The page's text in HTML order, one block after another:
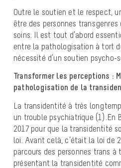
Outre le soutien et le respect,
être des personnes transgenres
soins. Il est tout d’abord
entre la pathologisation à tort
nécessité d’un soutien psycho-
Transformer les perceptions :
pathologisation de la
La transidentité à très
un trouble psychiatrique (1).En
2017 pour que la transidentité
loi. Avant celà, c’était la loi de
parcours des personnes trans à
présentant la transidentité